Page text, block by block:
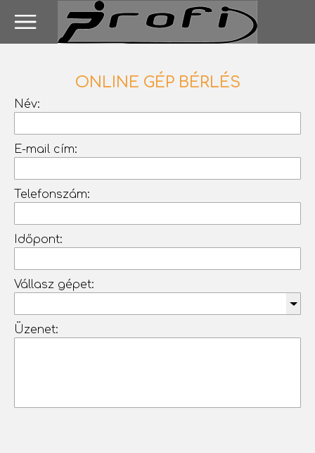
ONLINE GÉP BÉRLÉS
Név:
E-mail cím:
Telefonszám:
Időpont:
Vállasz gépet:
Üzenet: